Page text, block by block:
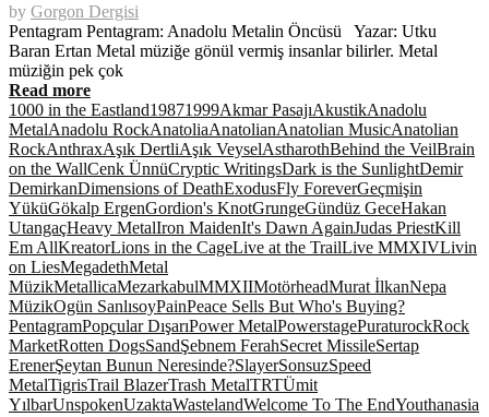
by Gorgon Dergisi
Pentagram Pentagram: Anadolu Metalin Öncüsü Yazar: Utku
Baran Ertan Metal müziğe gönül vermiş insanlar bilirler. Metal
müziğin pek çok
Read more
1000 in the Eastland19871999Akmar PasajıAkustikAnadolu
MetalAnadolu RockAnatoliaAnatolianAnatolian MusicAnatolian
RockAnthraxAşık DertliAşık VeyselAstharothBehind the VeilBrain
on the WallCenk ÜnnüCryptic WritingsDark is the SunlightDemir
DemirkanDimensions of DeathExodusFly ForeverGeçmişin
YüküGökalp ErgenGordion's KnotGrungeGündüz GeceHakan
UtangaçHeavy MetalIron MaidenIt's Dawn AgainJudas PriestKill
Em AllKreatorLions in the CageLive at the TrailLive MMXIVLivin
on LiesMegadethMetal
MüzikMetallicaMezarkabulMMXIIMotörheadMurat İlkanNepa
MüzikOgün SanlısoyPainPeace Sells But Who's Buying?
PentagramPopçular DışarıPower MetalPowerstagePuraturockRock
MarketRotten DogsSandŞebnem FerahSecret MissileSertap
ErenerŞeytan Bunun Neresinde?SlayerSonsuzSpeed
MetalTigrisTrail BlazerTrash MetalTRTÜmit
YılbarUnspokenUzaktaWastelandWelcome To The EndYouthanasia